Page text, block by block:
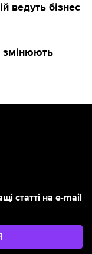
ведуть бізнес
змінюють
статті на e-mail